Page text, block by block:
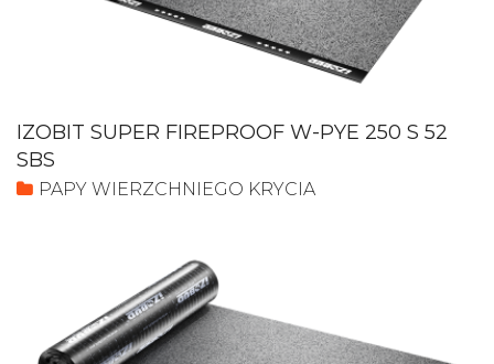
IZOBIT SUPER FIREPROOF W-PYE 250 S 52
SBS
PAPY WIERZCHNIEGO KRYCIA